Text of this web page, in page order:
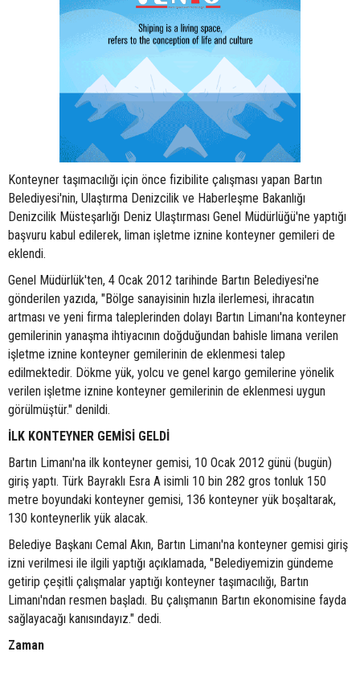
Konteyner taşımacılığı için önce fizibilite çalışması yapan Bartın
Belediyesi'nin, Ulaştırma Denizcilik ve Haberleşme Bakanlığı
Denizcilik Müsteşarlığı Deniz Ulaştırması Genel Müdürlüğü'ne yaptığı
başvuru kabul edilerek, liman işletme iznine konteyner gemileri de
eklendi.
Genel Müdürlük'ten, 4 Ocak 2012 tarihinde Bartın Belediyesi'ne
gönderilen yazıda, "Bölge sanayisinin hızla ilerlemesi, ihracatın
artması ve yeni firma taleplerinden dolayı Bartın Limanı'na konteyner
gemilerinin yanaşma ihtiyacının doğduğundan bahisle limana verilen
işletme iznine konteyner gemilerinin de eklenmesi talep
edilmektedir. Dökme yük, yolcu ve genel kargo gemilerine yönelik
verilen işletme iznine konteyner gemilerinin de eklenmesi uygun
görülmüştür." denildi.
İLK KONTEYNER GEMİSİ GELDİ
Bartın Limanı'na ilk konteyner gemisi, 10 Ocak 2012 günü (bugün)
giriş yaptı. Türk Bayraklı Esra A isimli 10 bin 282 gros tonluk 150
metre boyundaki konteyner gemisi, 136 konteyner yük boşaltarak,
130 konteynerlik yük alacak.
Belediye Başkanı Cemal Akın, Bartın Limanı'na konteyner gemisi giriş
izni verilmesi ile ilgili yaptığı açıklamada, "Belediyemizin gündeme
getirip çeşitli çalışmalar yaptığı konteyner taşımacılığı, Bartın
Limanı'ndan resmen başladı. Bu çalışmanın Bartın ekonomisine fayda
sağlayacağı kanısındayız." dedi.
Zaman